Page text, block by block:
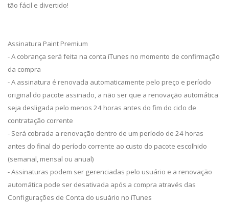
tão fácil e divertido!
Assinatura Paint Premium
- A cobrança será feita na conta iTunes no momento de confirmação
da compra
- A assinatura é renovada automaticamente pelo preço e período
original do pacote assinado, a não ser que a renovação automática
seja desligada pelo menos 24 horas antes do fim do ciclo de
contratação corrente
- Será cobrada a renovação dentro de um período de 24 horas
antes do final do período corrente ao custo do pacote escolhido
(semanal, mensal ou anual)
- Assinaturas podem ser gerenciadas pelo usuário e a renovação
automática pode ser desativada após a compra através das
Configurações de Conta do usuário no iTunes